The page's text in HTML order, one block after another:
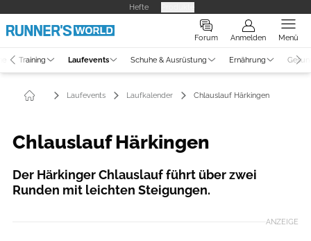
Hefte
Forum Anmelden Menü
Training Laufevents Schuhe & Ausrüstung Ernährung
Laufevents Laufkalender Chlauslauf Härkingen
Chlauslauf Härkingen
Der Härkinger Chlauslauf führt über zwei
Runden mit leichten Steigungen.
ANZEIGE